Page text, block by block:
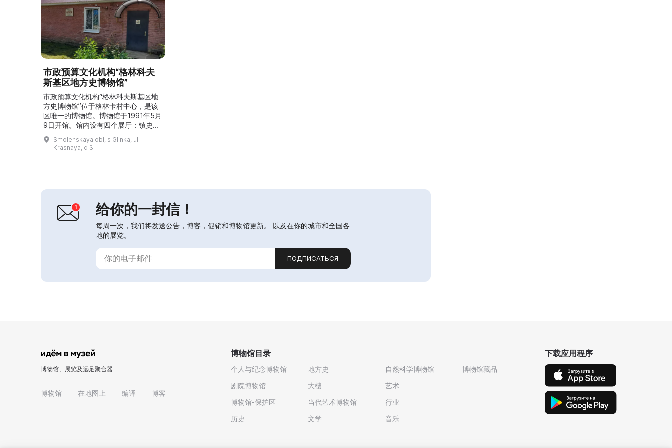
市政预算文化机构“格林科夫
斯基区地方史博物馆”
市政预算文化机构“格林科夫斯基区地
方史博物馆”位于格林卡村中心，是该
区唯一的博物馆。博物馆于1991年5月
9日开馆。馆内设有四个展厅：镇史展
厅、卫国战争展厅、日常生活与民族志
展厅，以及用于举办展览、讲座和座谈
的展厅。我们的博物馆有自己的官方网
Smolenskaya obl, s Glinka, ul
Krasnaya, d 3
给你的一封信！
每周一次，我们将发送公告，博客，促销和博物馆更新。 以及在你的城市和全国各
地的展览。
ПОДПИСАТЬСЯ
博物馆、展览及远足聚合器
博物馆 在地图上 编译 博客
博物馆目录
个人与纪念博物馆
剧院博物馆
博物馆-保护区
历史
地方史
大樓
当代艺术博物馆
文学
自然科学博物馆
艺术
行业
音乐
博物馆藏品
下载应用程序